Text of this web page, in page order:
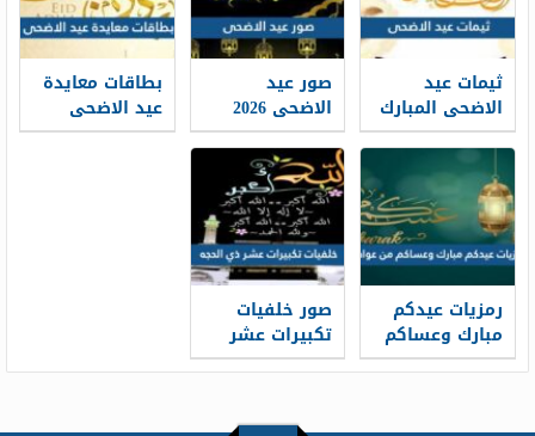
ثيمات عيد
الاضحى المبارك
1448 / 2026
صور عيد
الاضحى 2026
خلفيات تهنئة
عيد الاضحى
جديدة 1448
بطاقات معايدة
عيد الاضحى
المبارك 2026 ،
رمزيات عيدكم
مبارك وعساكم
من عواده 1448 /
صور خلفيات
تكبيرات عشر
ذي الحجة